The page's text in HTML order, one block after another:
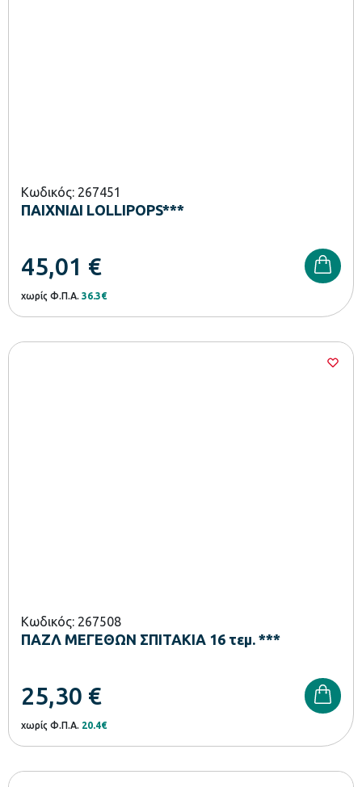
Κωδικός: 267451
ΠΑΙΧΝΙΔΙ LOLLIPOPS***
45,01 €
χωρίς Φ.Π.Α. 36.3€
Κωδικός: 267508
ΠΑΖΛ ΜΕΓΕΘΩΝ ΣΠΙΤΑΚΙΑ 16 τεμ. ***
25,30 €
χωρίς Φ.Π.Α. 20.4€